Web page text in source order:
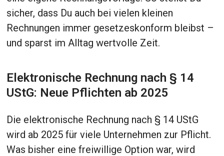
sicher, dass Du auch bei vielen kleinen
Rechnungen immer gesetzeskonform bleibst –
und sparst im Alltag wertvolle Zeit.
Elektronische Rechnung nach § 14
UStG: Neue Pflichten ab 2025
Die elektronische Rechnung nach § 14 UStG
wird ab 2025 für viele Unternehmen zur Pflicht.
Was bisher eine freiwillige Option war, wird